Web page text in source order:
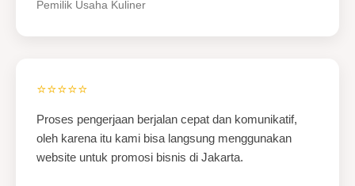
Pemilik Usaha Kuliner
⭐⭐⭐⭐⭐
Proses pengerjaan berjalan cepat dan komunikatif,
oleh karena itu kami bisa langsung menggunakan
website untuk promosi bisnis di Jakarta.